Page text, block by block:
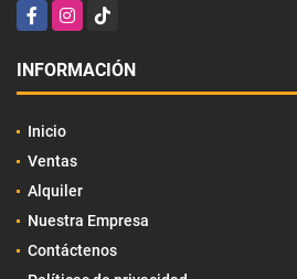
FacebookInstagram
TikTok
INFORMACIÓN
Inicio
Ventas
Alquiler
Nuestra Empresa
Contáctenos